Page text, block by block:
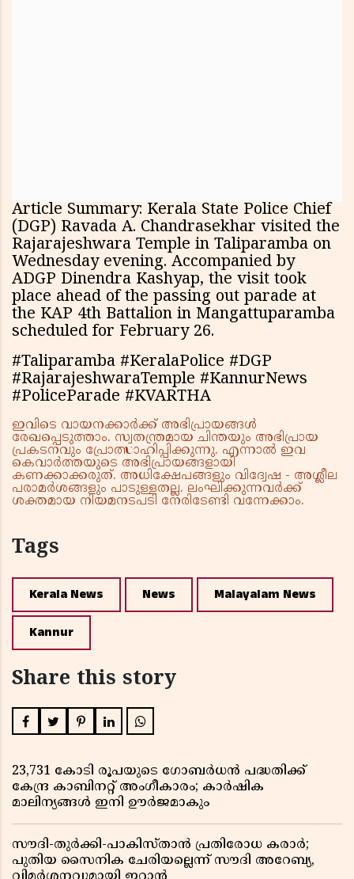
Article Summary: Kerala State Police Chief
(DGP) Ravada A. Chandrasekhar visited the
Rajarajeshwara Temple in Taliparamba on
Wednesday evening. Accompanied by
ADGP Dinendra Kashyap, the visit took
place ahead of the passing out parade at
the KAP 4th Battalion in Mangattuparamba
scheduled for February 26.
#Taliparamba #KeralaPolice #DGP
#RajarajeshwaraTemple #KannurNews
#PoliceParade #KVARTHA
ഇവിടെ വായനക്കാർക്ക് അഭിപ്രായങ്ങൾ
രേഖപ്പെടുത്താം. സ്വതന്ത്രമായ ചിന്തയും അഭിപ്രായ
പ്രകടനവും പ്രോത്സാഹിപ്പിക്കുന്നു. എന്നാൽ ഇവ
കെവാർത്തയുടെ അഭിപ്രായങ്ങളായി
കണക്കാക്കരുത്. അധിക്ഷേപങ്ങളും വിദ്വേഷ - അശ്ലീല
പരാമർശങ്ങളും പാടുള്ളതല്ല. ലംഘിക്കുന്നവർക്ക്
ശക്തമായ നിയമനടപടി നേരിടേണ്ടി വന്നേക്കാം.
Tags
Kerala News News Malayalam News
Kannur
Share this story
23,731 കോടി രൂപയുടെ ഗോബർധൻ പദ്ധതിക്ക്
കേന്ദ്ര കാബിനറ്റ് അംഗീകാരം; കാർഷിക
മാലിന്യങ്ങൾ ഇനി ഊർജമാകും
സൗദി-തുർക്കി-പാകിസ്താൻ പ്രതിരോധ കരാർ;
പുതിയ സൈനിക ചേരിയല്ലെന്ന് സൗദി അറേബ്യ,